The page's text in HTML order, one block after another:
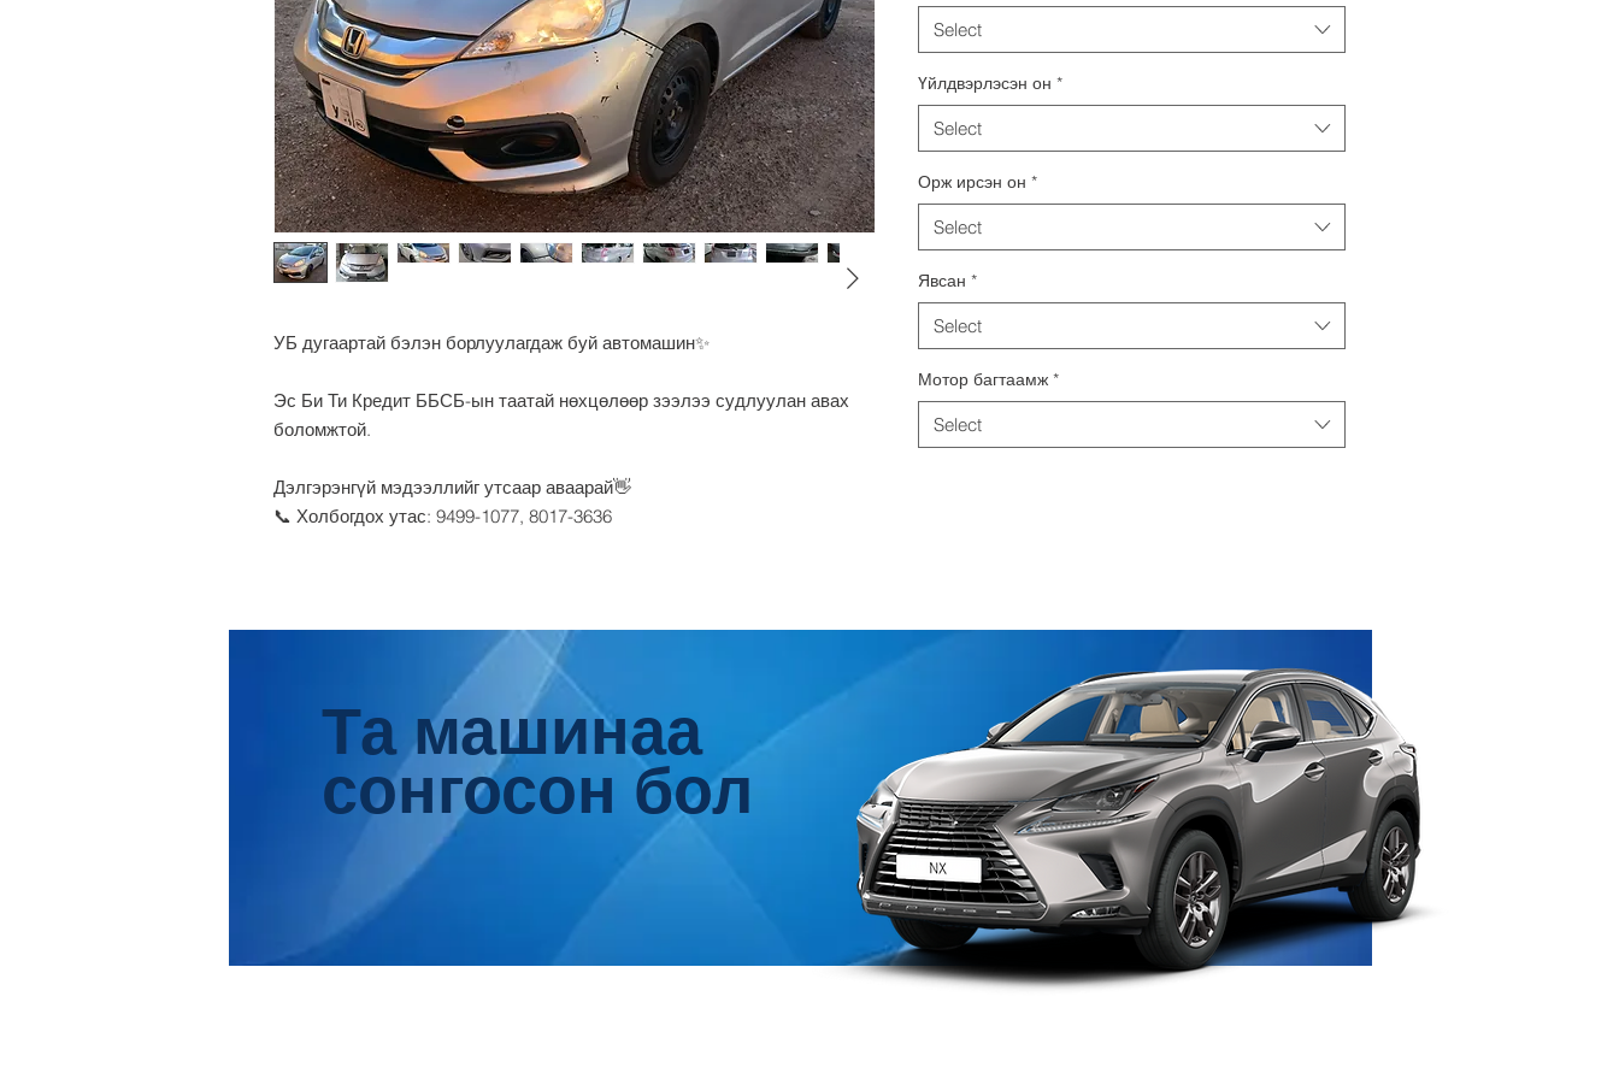
УБ дугаартай бэлэн борлуулагдаж буй автомашин✨
Эс Би Ти Кредит ББСБ-ын таатай нөхцөлөөр зээлээ судлуулан авах
боломжтой.
Дэлгэрэнгүй мэдээллийг утсаар аваарай👋
📞 Холбогдох утас: 9499-1077, 8017-3636
Select
Үйлдвэрлэсэн он *
Select
Орж ирсэн он *
Select
Явсан *
Select
Мотор багтаамж *
Select
Та машинаа
сонгосон бол